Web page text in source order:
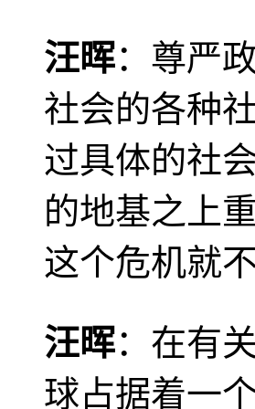
汪晖：尊严
社会的各种
过具体的社
的地基之上
这个危机就
汪晖：在有
球占据着一